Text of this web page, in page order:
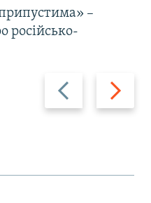
Назад Вперед
–
російсько-